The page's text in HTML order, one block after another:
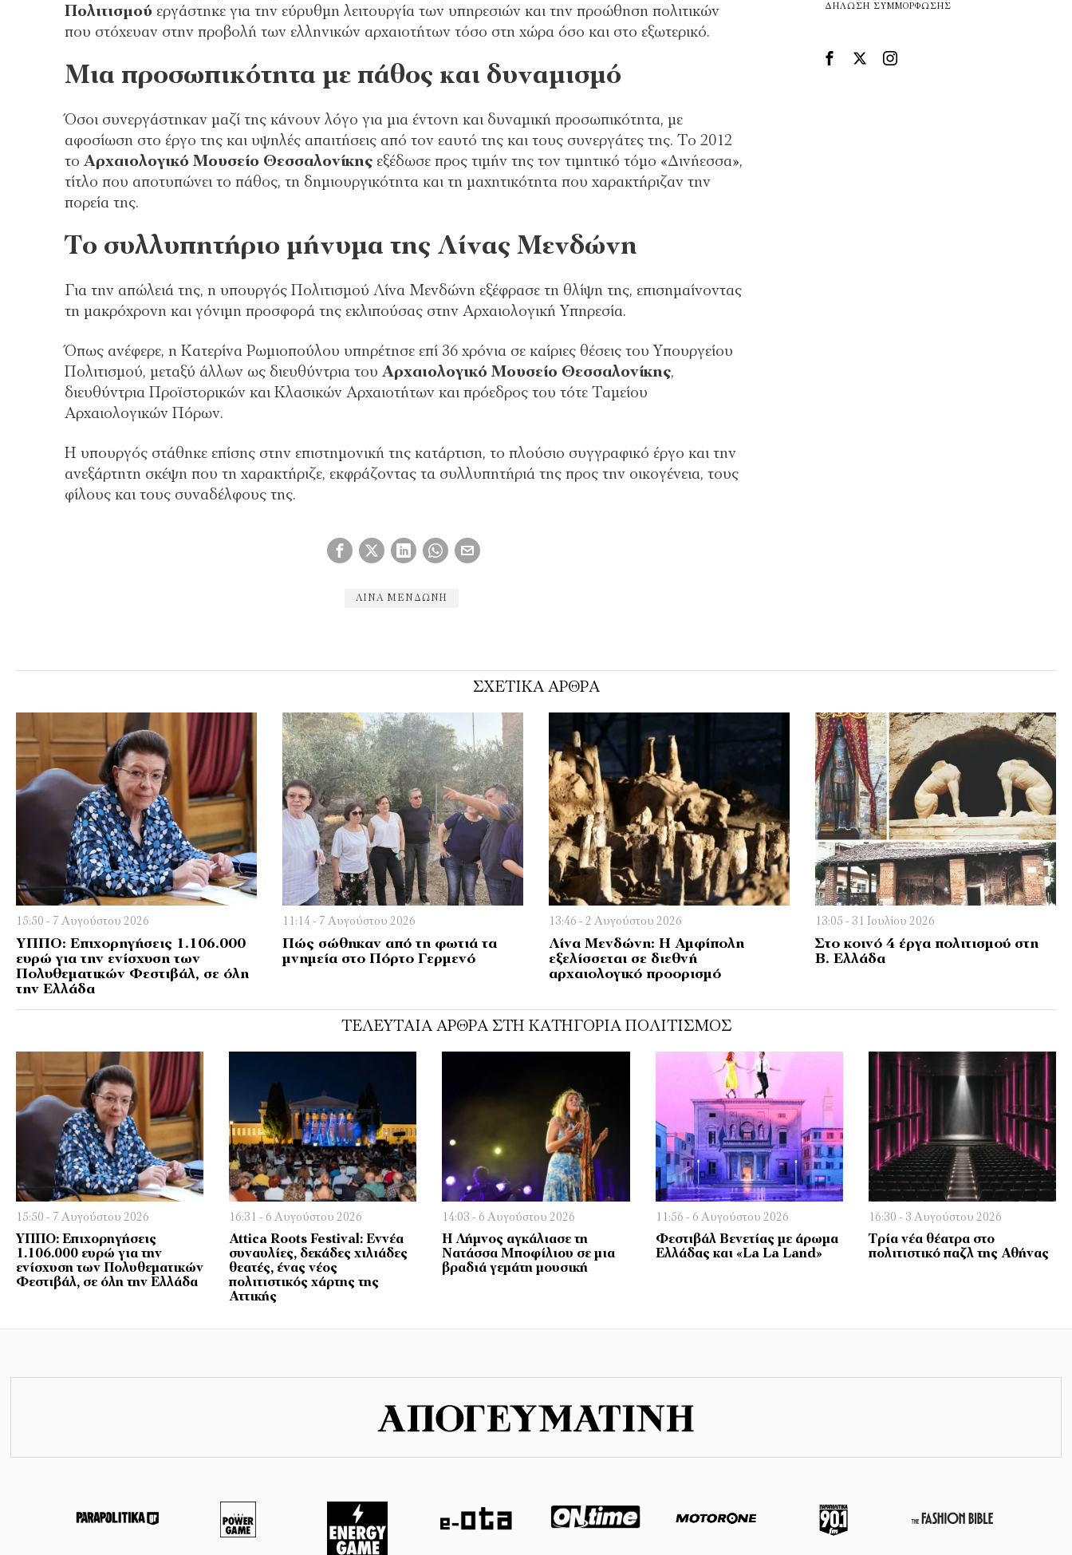
Πολιτισμού εργάστηκε για την εύρυθμη λειτουργία των υπηρεσιών και την προώθηση πολιτικών
που στόχευαν στην προβολή των ελληνικών αρχαιοτήτων τόσο στη χώρα όσο και στο εξωτερικό.
Μια προσωπικότητα με πάθος και δυναμισμό
Όσοι συνεργάστηκαν μαζί της κάνουν λόγο για μια έντονη και δυναμική προσωπικότητα, με
αφοσίωση στο έργο της και υψηλές απαιτήσεις από τον εαυτό της και τους συνεργάτες της. Το 2012
το Αρχαιολογικό Μουσείο Θεσσαλονίκηςεξέδωσε προς τιμήν της τον τιμητικό τόμο «Δινήεσσα»,
τίτλο που αποτυπώνει το πάθος, τη δημιουργικότητα και τη μαχητικότητα που χαρακτήριζαν την
πορεία της.
Το συλλυπητήριο μήνυμα της Λίνας Μενδώνη
Για την απώλειά της, η υπουργός Πολιτισμού Λίνα Μενδώνη εξέφρασε τη θλίψη της, επισημαίνοντας
τη μακρόχρονη και γόνιμη προσφορά της εκλιπούσας στην Αρχαιολογική Υπηρεσία.
Όπως ανέφερε, η Κατερίνα Ρωμιοπούλου υπηρέτησε επί 36 χρόνια σε καίριες θέσεις του Υπουργείου
Πολιτισμού, μεταξύ άλλων ως διευθύντρια του Αρχαιολογικό Μουσείο Θεσσαλονίκης,
διευθύντρια Προϊστορικών και Κλασικών Αρχαιοτήτων και πρόεδρος του τότε Ταμείου
Αρχαιολογικών Πόρων.
Η υπουργός στάθηκε επίσης στην επιστημονική της κατάρτιση, το πλούσιο συγγραφικό έργο και την
ανεξάρτητη σκέψη που τη χαρακτήριζε, εκφράζοντας τα συλλυπητήριά της προς την οικογένεια, τους
φίλους και τους συναδέλφους της.
ΛΊΝΑ ΜΕΝΔΏΝΗ
ΔΉΛΩΣΗ ΣΥΜΜΌΡΦΩΣΗΣ
ΣΧΕΤΙΚΑ ΑΡΘΡΑ
15:50 - 7 Αυγούστου 2026
ΥΠΠΟ: Επιχορηγήσεις 1.106.000
ευρώ για την ενίσχυση των
Πολυθεματικών Φεστιβάλ, σε όλη
την Ελλάδα
11:14 - 7 Αυγούστου 2026
Πώς σώθηκαν από τη φωτιά τα
μνημεία στο Πόρτο Γερμενό
13:46 - 2 Αυγούστου 2026
Λίνα Μενδώνη: Η Αμφίπολη
εξελίσσεται σε διεθνή
αρχαιολογικό προορισμό
13:05 - 31 Ιουλίου 2026
Στο κοινό 4 έργα πολιτισμού στη
Β. Ελλάδα
ΤΕΛΕΥΤΑΊΑ ΆΡΘΡΑ ΣΤΗ ΚΑΤΗΓΟΡΊΑ ΠΟΛΙΤΙΣΜΌΣ
15:50 - 7 Αυγούστου 2026
ΥΠΠΟ: Επιχορηγήσεις
1.106.000 ευρώ για την
ενίσχυση των Πολυθεματικών
Φεστιβάλ, σε όλη την Ελλάδα
16:31 - 6 Αυγούστου 2026
Attica Roots Festival: Εννέα
συναυλίες, δεκάδες χιλιάδες
θεατές, ένας νέος
πολιτιστικός χάρτης της
Αττικής
14:03 - 6 Αυγούστου 2026
Η Λήμνος αγκάλιασε τη
Νατάσσα Μποφίλιου σε μια
βραδιά γεμάτη μουσική
11:56 - 6 Αυγούστου 2026
Φεστιβάλ Βενετίας με άρωμα
Ελλάδας και «La La Land»
16:30 - 3 Αυγούστου 2026
Τρία νέα θέατρα στο
πολιτιστικό παζλ της Αθήνας